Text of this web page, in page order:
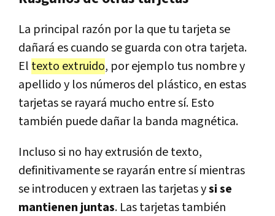
La principal razón por la que tu tarjeta se
dañará es cuando se guarda con otra tarjeta.
El texto extruido, por ejemplo tus nombre y
apellido y los números del plástico, en estas
tarjetas se rayará mucho entre sí. Esto
también puede dañar la banda magnética.
Incluso si no hay extrusión de texto,
definitivamente se rayarán entre sí mientras
se introducen y extraen las tarjetas ysi se
mantienen juntas. Las tarjetas también